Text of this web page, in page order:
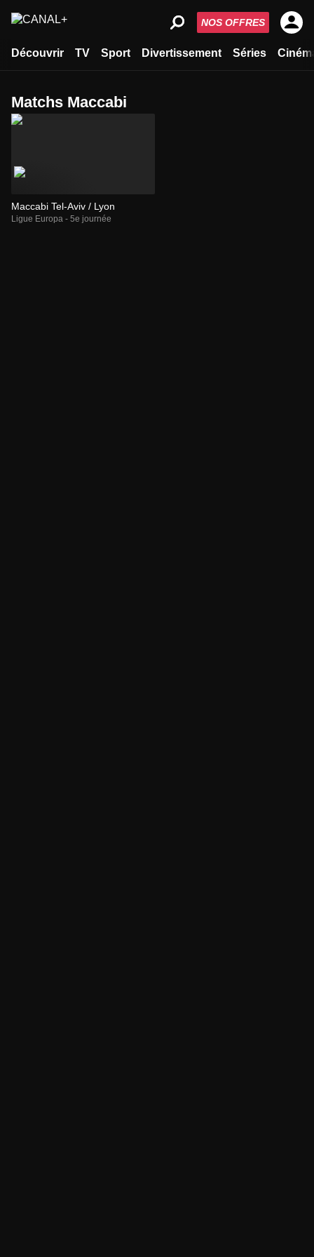
Découvrir TV Sport Divertissement Séries
NOS OFFRES
Matchs Maccabi
Maccabi Tel-Aviv / Lyon
Ligue Europa - 5e journée